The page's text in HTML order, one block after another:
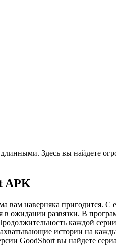
Здесь вы найдете
APK
наверняка пригодится.
в ожидании развязки. В
каждой серии
истории на
GoodShort вы найдете